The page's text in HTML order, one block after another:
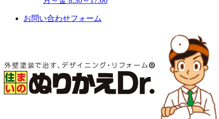
お問い合わせフォーム